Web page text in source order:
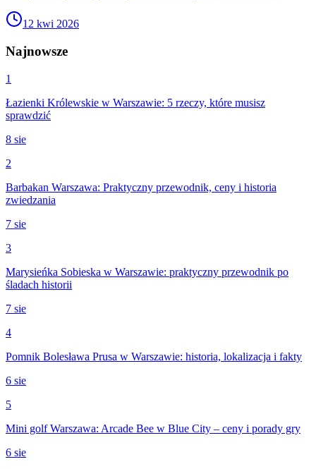
12 kwi 2026
Najnowsze
1
Łazienki Królewskie w Warszawie: 5 rzeczy, które musisz
sprawdzić
8 sie
2
Barbakan Warszawa: Praktyczny przewodnik, ceny i historia
zwiedzania
7 sie
3
Marysieńka Sobieska w Warszawie: praktyczny przewodnik po
śladach historii
7 sie
4
Pomnik Bolesława Prusa w Warszawie: historia, lokalizacja i fakty
6 sie
5
Mini golf Warszawa: Arcade Bee w Blue City – ceny i porady gry
6 sie